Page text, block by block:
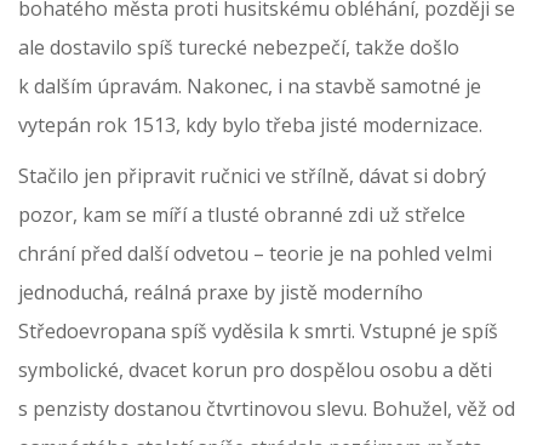
bohatého města proti husitskému obléhání, později se
ale dostavilo spíš turecké nebezpečí, takže došlo
k dalším úpravám. Nakonec, i na stavbě samotné je
vytepán rok 1513, kdy bylo třeba jisté modernizace.
Stačilo jen připravit ručnici ve střílně, dávat si dobrý
pozor, kam se míří a tlusté obranné zdi už střelce
chrání před další odvetou – teorie je na pohled velmi
jednoduchá, reálná praxe by jistě moderního
Středoevropana spíš vyděsila k smrti. Vstupné je spíš
symbolické, dvacet korun pro dospělou osobu a děti
s penzisty dostanou čtvrtinovou slevu. Bohužel, věž od